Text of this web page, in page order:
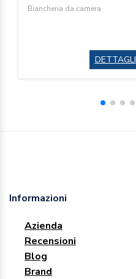
Biancheria da camera
DETTAGLI
Informazioni
Azienda
Recensioni
Blog
Brand